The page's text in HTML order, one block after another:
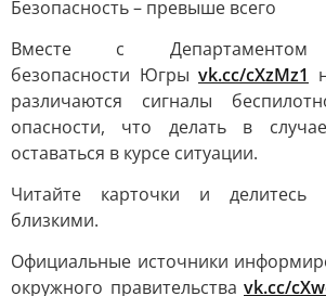
Безопасность – превыше всего
Вместе с Департаментом
безопасности Югры vk.cc/cXzMz1
различаются сигналы
опасности, что делать в
оставаться в курсе ситуации.
Читайте карточки и делитесь
близкими.
Официальные источники
окружного правительства vk.cc/